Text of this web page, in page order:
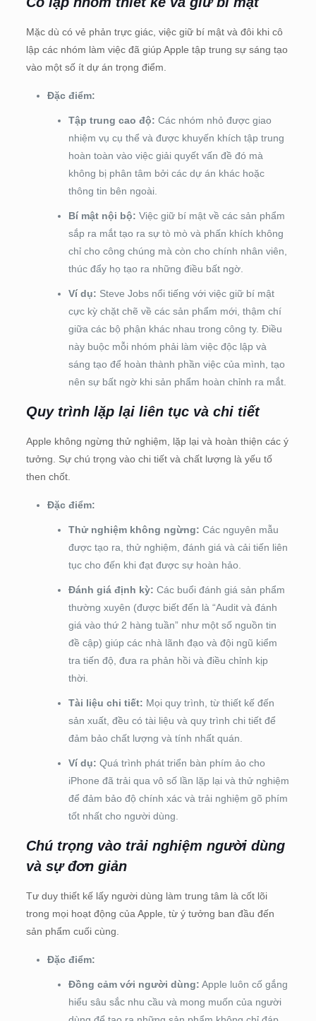
Mặc dù có vẻ phản trực giác, việc giữ bí mật và đôi khi cô
lập các nhóm làm việc đã giúp Apple tập trung sự sáng tạo
vào một số ít dự án trọng điểm.
Đặc điểm:
Tập trung cao độ: Các nhóm nhỏ được giao
nhiệm vụ cụ thể và được khuyến khích tập trung
hoàn toàn vào việc giải quyết vấn đề đó mà
không bị phân tâm bởi các dự án khác hoặc
thông tin bên ngoài.
Bí mật nội bộ: Việc giữ bí mật về các sản phẩm
sắp ra mắt tạo ra sự tò mò và phấn khích không
chỉ cho công chúng mà còn cho chính nhân viên,
thúc đẩy họ tạo ra những điều bất ngờ.
Ví dụ: Steve Jobs nổi tiếng với việc giữ bí mật
cực kỳ chặt chẽ về các sản phẩm mới, thậm chí
giữa các bộ phận khác nhau trong công ty. Điều
này buộc mỗi nhóm phải làm việc độc lập và
sáng tạo để hoàn thành phần việc của mình, tạo
nên sự bất ngờ khi sản phẩm hoàn chỉnh ra mắt.
Quy trình lặp lại liên tục và chi tiết
Apple không ngừng thử nghiệm, lặp lại và hoàn thiện các ý
tưởng. Sự chú trọng vào chi tiết và chất lượng là yếu tố
then chốt.
Đặc điểm:
Thử nghiệm không ngừng: Các nguyên mẫu
được tạo ra, thử nghiệm, đánh giá và cải tiến liên
tục cho đến khi đạt được sự hoàn hảo.
Đánh giá định kỳ: Các buổi đánh giá sản phẩm
thường xuyên (được biết đến là “Audit và đánh
giá vào thứ 2 hàng tuần” như một số nguồn tin
đề cập) giúp các nhà lãnh đạo và đội ngũ kiểm
tra tiến độ, đưa ra phản hồi và điều chỉnh kịp
thời.
Tài liệu chi tiết: Mọi quy trình, từ thiết kế đến
sản xuất, đều có tài liệu và quy trình chi tiết để
đảm bảo chất lượng và tính nhất quán.
Ví dụ: Quá trình phát triển bàn phím ảo cho
iPhone đã trải qua vô số lần lặp lại và thử nghiệm
để đảm bảo độ chính xác và trải nghiệm gõ phím
tốt nhất cho người dùng.
Chú trọng vào trải nghiệm người dùng
và sự đơn giản
Tư duy thiết kế lấy người dùng làm trung tâm là cốt lõi
trong mọi hoạt động của Apple, từ ý tưởng ban đầu đến
sản phẩm cuối cùng.
Đặc điểm:
Đồng cảm với người dùng: Apple luôn cố gắng
hiểu sâu sắc nhu cầu và mong muốn của người